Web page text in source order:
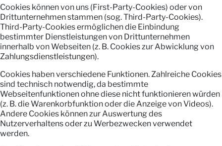
Cookies können von uns (First-Party-Cookies) oder von
Drittunternehmen stammen (sog. Third-Party-Cookies).
Third-Party-Cookies ermöglichen die Einbindung
bestimmter Dienstleistungen von Drittunternehmen
innerhalb von Webseiten (z. B. Cookies zur Abwicklung von
Zahlungsdienstleistungen).
Cookies haben verschiedene Funktionen. Zahlreiche Cookies
sind technisch notwendig, da bestimmte
Webseitenfunktionen ohne diese nicht funktionieren würden
(z. B. die Warenkorbfunktion oder die Anzeige von Videos).
Andere Cookies können zur Auswertung des
Nutzerverhaltens oder zu Werbezwecken verwendet
werden.